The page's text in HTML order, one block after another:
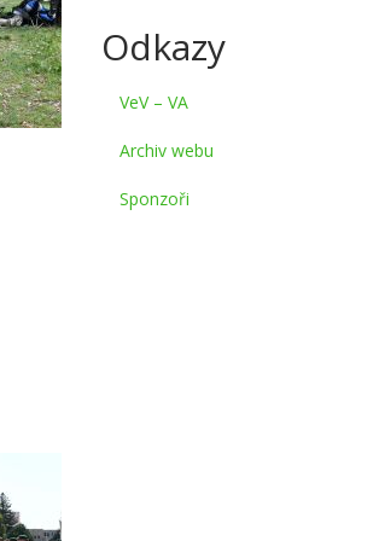
Odkazy
VeV – VA
Archiv webu
Sponzoři